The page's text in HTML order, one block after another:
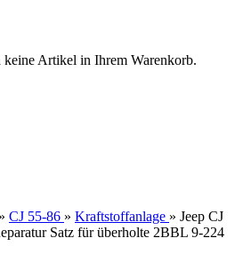
keine Artikel in Ihrem Warenkorb.
» CJ 55-86 » Kraftstoffanlage » Jeep CJ
Satz für überholte 2BBL 9-224